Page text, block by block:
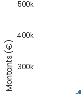
Montants (€) 300k
400k
500k